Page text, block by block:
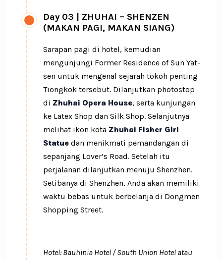
Day 03
ZHUHAI – SHENZEN
(MAKAN PAGI, MAKAN SIANG)
Sarapan pagi di hotel, kemudian
mengunjungi Former Residence of Sun Yat-
sen untuk mengenal sejarah tokoh penting
Tiongkok tersebut. Dilanjutkan photostop
di Zhuhai Opera House, serta kunjungan
ke Latex Shop dan Silk Shop. Selanjutnya
melihat ikon kota Zhuhai Fisher Girl
Statue dan menikmati pemandangan di
sepanjang Lover’s Road. Setelah itu
perjalanan dilanjutkan menuju Shenzhen.
Setibanya di Shenzhen, Anda akan memiliki
waktu bebas untuk berbelanja di Dongmen
Shopping Street.
Hotel: Bauhinia Hotel / South Union Hotel atau